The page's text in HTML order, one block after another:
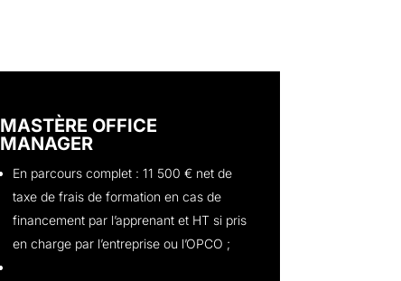
MASTÈRE OFFICE
MANAGER
En parcours complet : 11 500 € net de
taxe de frais de formation en cas de
financement par l’apprenant et HT si pris
en charge par l’entreprise ou l’OPCO ;